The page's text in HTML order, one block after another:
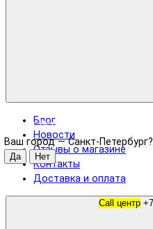
Санкт-Петербург
Ваш город —Санкт-Петербург?
Блог
Новости
Отзывы о магазине
Контакты
Доставка и оплата
Call центр